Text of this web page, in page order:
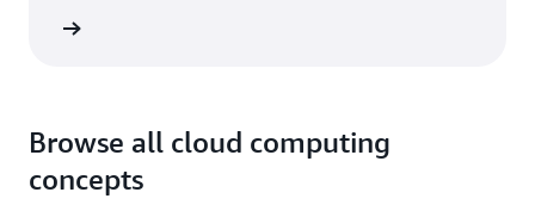
Browse all cloud computing
concepts